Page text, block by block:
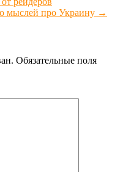
мыслей про Украину →
Обязательные поля